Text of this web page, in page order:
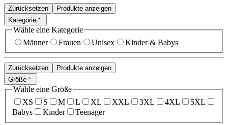
Zurücksetzen
Produkte anzeigen
Kategorie
Wähle eine Kategorie
Männer
Frauen Unisex Kinder & Babys
Zurücksetzen
Produkte anzeigen
Größe
Wähle eine Größe
XS
S M L XL XXL 3XL 4XL
5XL
Babys
Kinder Teenager